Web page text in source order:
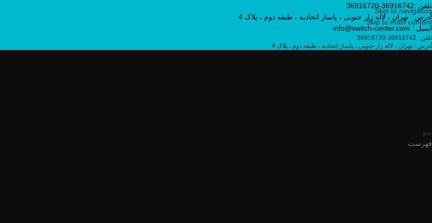
Skip to navigation
Skip to main content
تلفن :36916742-36916720
آدرس : تهران ، لاله زار جنوبی ، پاساژ اتحادیه ، طبقه دوم ، پلاک 4
ایمیل : info@switch-center.com
تلفن : 36916742-36916720
آدرس : تهران ، لاله زار جنوبی ، پاساژ اتحادیه ، طبقه دوم ، پلاک 4
منو
فهرست